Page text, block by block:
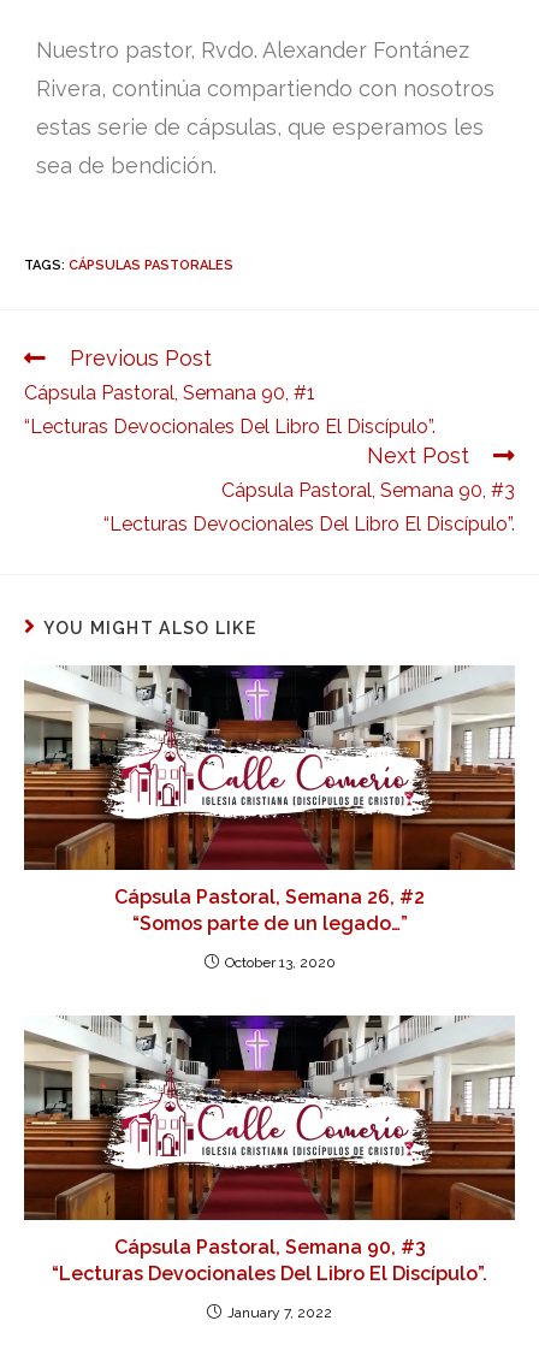
Nuestro pastor, Rvdo. Alexander Fontánez
Rivera, continúa compartiendo con nosotros
estas serie de cápsulas, que esperamos les
sea de bendición.
TAGS: CÁPSULAS PASTORALES
Previous Post
Cápsula Pastoral, Semana 90, #1
“Lecturas Devocionales Del Libro El Discípulo”.
Next Post
Cápsula Pastoral, Semana 90, #3
“Lecturas Devocionales Del Libro El Discípulo”.
YOU MIGHT ALSO LIKE
Cápsula Pastoral, Semana 26, #2
“Somos parte de un legado…”
October 13, 2020
Cápsula Pastoral, Semana 90, #3
“Lecturas Devocionales Del Libro El Discípulo”.
January 7, 2022